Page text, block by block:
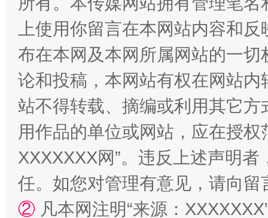
招工难、用工荒背后
网上购药对药下症？
上使用你留言在本网站内容和
布在本网及本网所属网站的一
论和投稿，本网站有权在网站
站不得转载、摘编或利用其它
用作品的单位或网站，应在授
XXXXXXX网”。违反上述声明
任。如您对管理有意见，请向
② 凡本网注明“来源：